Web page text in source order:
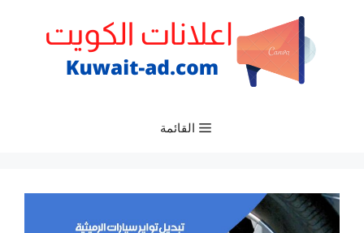
القائمة